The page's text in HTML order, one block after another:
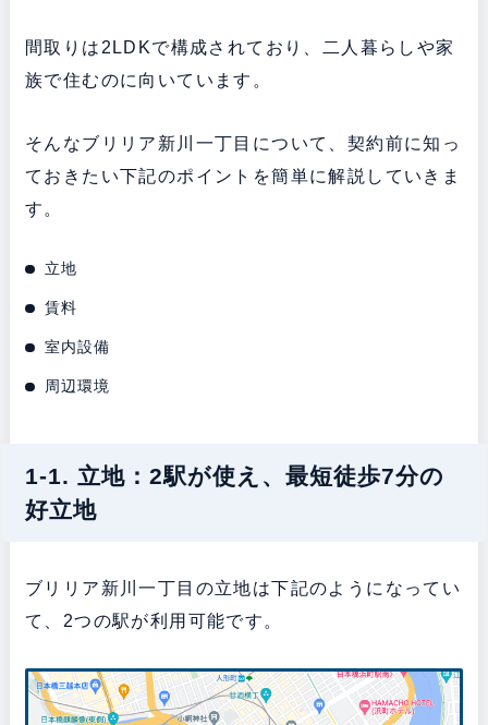
間取りは2LDKで構成されており、二人暮らしや家
族で住むのに向いています。
そんなブリリア新川一丁目について、契約前に知っ
ておきたい下記のポイントを簡単に解説していきま
す。
立地
賃料
室内設備
周辺環境
1-1. 立地：2駅が使え、最短徒歩7分の
好立地
ブリリア新川一丁目の立地は下記のようになってい
て、2つの駅が利用可能です。